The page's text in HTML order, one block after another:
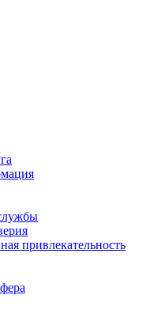
привлекательность